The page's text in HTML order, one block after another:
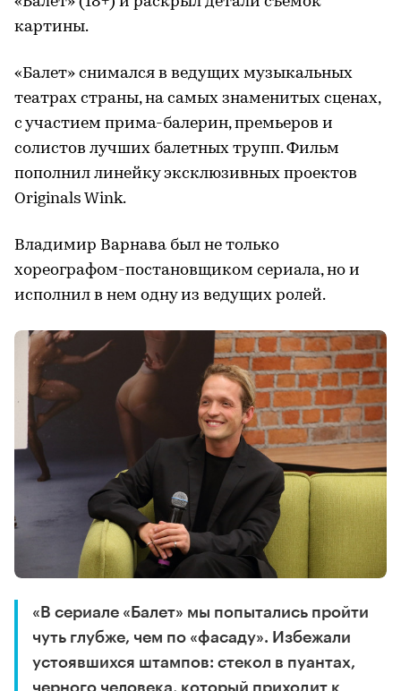
картины.
«Балет» снимался в ведущих музыкальных
театрах страны, на самых знаменитых сценах,
с участием прима-балерин, премьеров и
солистов лучших балетных трупп. Фильм
пополнил линейку эксклюзивных проектов
Originals Wink.
Владимир Варнава был не только
хореографом-постановщиком сериала, но и
исполнил в нем одну из ведущих ролей.
«В сериале «Балет» мы попытались пройти
чуть глубже, чем по «фасаду». Избежали
устоявшихся штампов: стекол в пуантах,
черного человека, который приходит к